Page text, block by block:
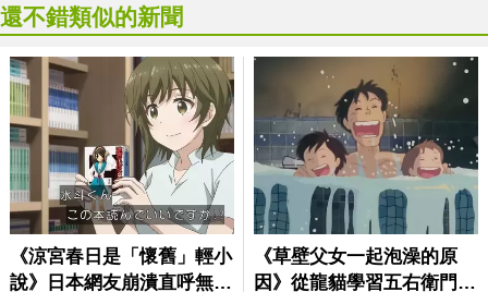
還不錯類似的新聞